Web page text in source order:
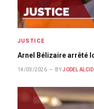
JUSTICE
Arnel Bélizaire arrêté
14/03/2026 BY JODEL